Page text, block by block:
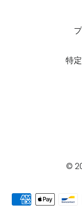
特
©